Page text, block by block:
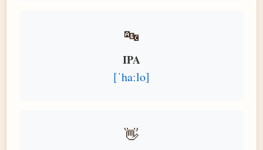
🔤
IPA
[ˈhaːlo]
👋